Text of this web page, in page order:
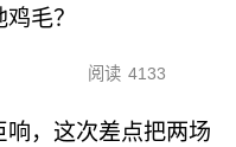
毛？
阅读 4133
响，这次差点把两场